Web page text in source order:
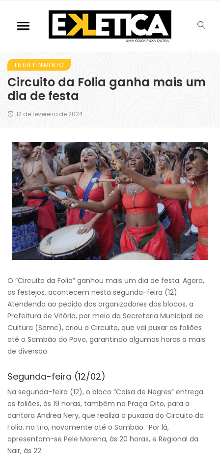
ENTRETENIMENTO
Circuito da Folia ganha mais um
dia de festa
12 de fevereiro de 2024
O “Circuito da Folia” ganhou mais um dia de festa. Agora,
os festejos, acontecem nesta segunda-feira (12).
Atendendo ao pedido dos organizadores dos blocos, a
Prefeitura de Vitória, por meio da Secretaria Municipal de
Cultura (Semc), criou o Circuito, que vai puxar os foliões
até o Sambão do Povo, garantindo algumas horas a mais
de diversão.
Segunda-feira (12/02)
Na segunda-feira (12), o bloco “Coisa de Negres” entrega
os foliões, às 19 horas, também na Praça Oito, para a
cantora Andrea Nery, que realiza a puxada do Circuito da
Folia, no trio, novamente até o Sambão. Por lá,
apresentam-se Pele Morena, às 20 horas, e Regional da
Nair, às 22.